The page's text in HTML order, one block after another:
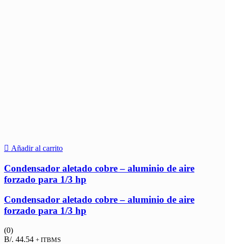
Añadir al carrito
Condensador aletado cobre – aluminio de aire
forzado para 1/3 hp
Condensador aletado cobre – aluminio de aire
forzado para 1/3 hp
(0)
B/. 44.54 + ITBMS